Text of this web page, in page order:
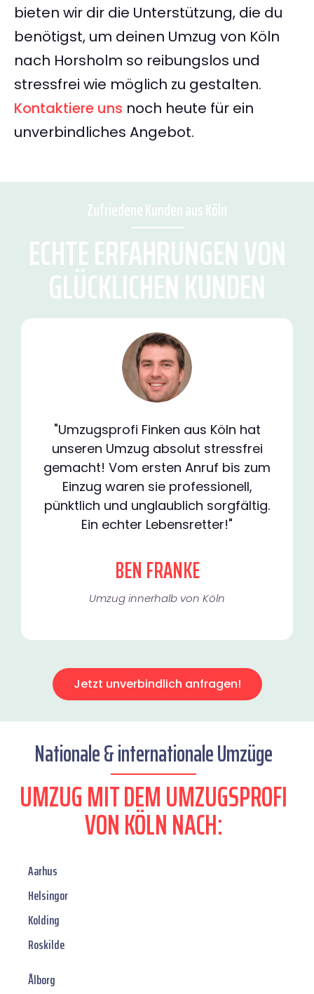
bieten wir dir die Unterstützung, die du
benötigst, um deinen Umzug von Köln
nach Horsholm so reibungslos und
stressfrei wie möglich zu gestalten.
Kontaktiere uns noch heute für ein
unverbindliches Angebot.
Zufriedene Kunden aus Köln
ECHTE ERFAHRUNGEN VON
GLÜCKLICHEN KUNDEN
"Umzugsprofi Finken aus Köln hat
unseren Umzug absolut stressfrei
gemacht! Vom ersten Anruf bis zum
Einzug waren sie professionell,
pünktlich und unglaublich sorgfältig.
Ein echter Lebensretter!"
BEN FRANKE
Umzug innerhalb von Köln​
Jetzt unverbindlich anfragen!
Nationale & internationale Umzüge
UMZUG MIT DEM UMZUGSPROFI
VON KÖLN NACH:
Aarhus
Helsingor
Kolding
Roskilde
Ålborg